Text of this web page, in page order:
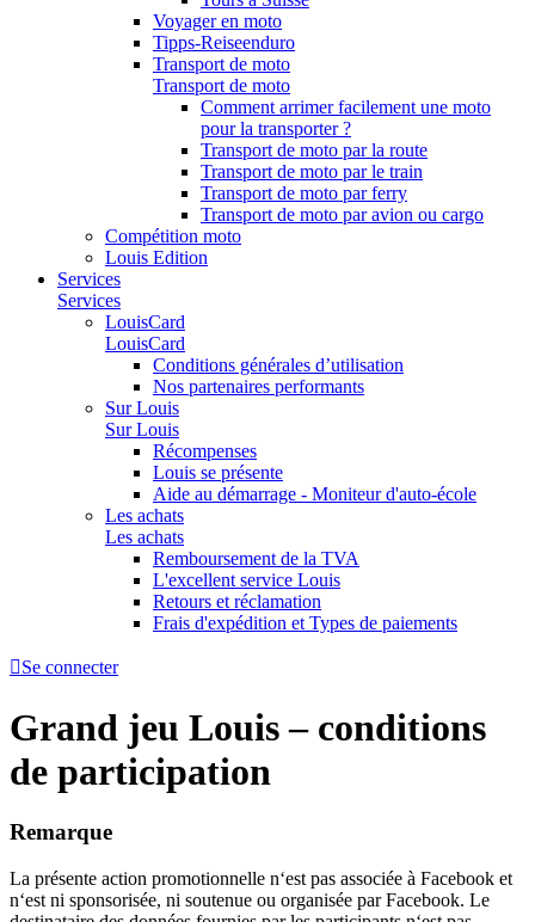
Voyager en moto
Tipps-Reiseenduro
Transport de moto
Transport de moto
Comment arrimer facilement une moto
pour la transporter ?
Transport de moto par la route
Transport de moto par le train
Transport de moto par ferry
Transport de moto par avion ou cargo
Compétition moto
Louis Edition
Services
Services
LouisCard
LouisCard
Conditions générales d’utilisation
Nos partenaires performants
Sur Louis
Sur Louis
Récompenses
Louis se présente
Aide au démarrage - Moniteur d'auto-école
Les achats
Les achats
Remboursement de la TVA
L'excellent service Louis
Retours et réclamation
Frais d'expédition et Types de paiements
Se connecter
Grand jeu Louis – conditions
de participation
Remarque
La présente action promotionnelle n‘est pas associée à Facebook et
n‘est ni sponsorisée, ni soutenue ou organisée par Facebook. Le